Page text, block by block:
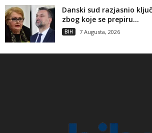
Danski sud razjasnio
zbog koje se prepiru...
BIH 7 Augusta, 2026